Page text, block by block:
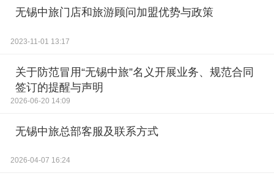
无锡中旅门店和旅游顾问加盟优势与政策
2023-11-01 13:17
关于防范冒用“无锡中旅”名义开展业务、规范合同
签订的提醒与声明
2026-06-20 14:09
无锡中旅总部客服及联系方式
2026-04-07 16:24